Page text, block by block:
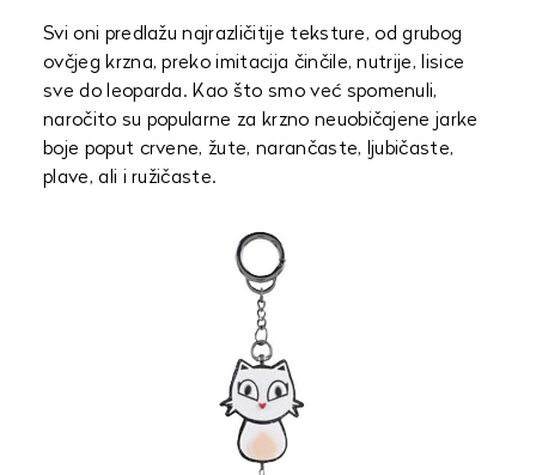
Svi oni predlažu najrazličitije teksture, od grubog
ovčjeg krzna, preko imitacija činčile, nutrije, lisice
sve do leoparda. Kao što smo već spomenuli,
naročito su popularne za krzno neuobičajene jarke
boje poput crvene, žute, narančaste, ljubičaste,
plave, ali i ružičaste.